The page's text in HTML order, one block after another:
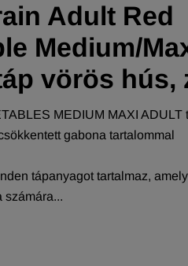
Adult Red
Medium/
vörös hús,
MEDIUM MAXI ADULT
gabona tartalommal
tápanyagot tartalmaz,
számára...